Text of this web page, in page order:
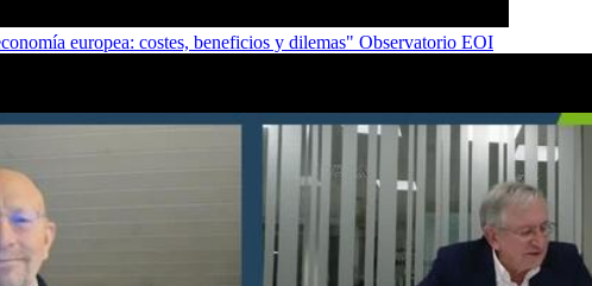
europea: costes, beneficios y dilemas" Observatorio EOI